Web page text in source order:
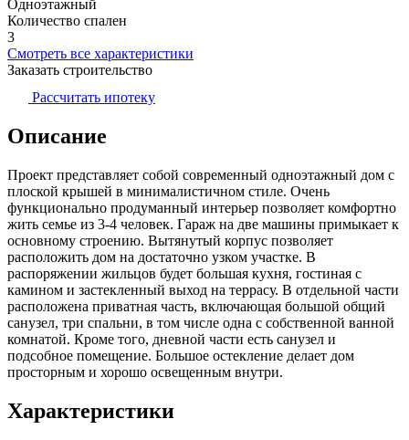
Одноэтажный
Количество спален
3
Смотреть все характеристики
Заказать строительство
Рассчитать ипотеку
Описание
Проект представляет собой современный одноэтажный дом с
плоской крышей в минималистичном стиле. Очень
функционально продуманный интерьер позволяет комфортно
жить семье из 3-4 человек. Гараж на две машины примыкает к
основному строению. Вытянутый корпус позволяет
расположить дом на достаточно узком участке. В
распоряжении жильцов будет большая кухня, гостиная с
камином и застекленный выход на террасу. В отдельной части
расположена приватная часть, включающая большой общий
санузел, три спальни, в том числе одна с собственной ванной
комнатой. Кроме того, дневной части есть санузел и
подсобное помещение. Большое остекление делает дом
просторным и хорошо освещенным внутри.
Характеристики